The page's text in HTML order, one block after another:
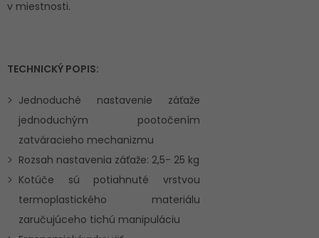
v miestnosti.
TECHNICKÝ POPIS:
Jednoduché nastavenie záťaže
jednoduchým pootočením
zatváracieho mechanizmu
Rozsah nastavenia záťaže: 2,5- 25 kg
Kotúče sú potiahnuté vrstvou
termoplastického materiálu
zaručujúceho tichú manipuláciu